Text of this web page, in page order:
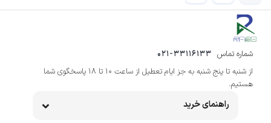
شماره تماس 021-33116133
از شنبه تا پنج شنبه به جز ایام تعطیل از ساعت 10 تا 18 پاسخگوی شما
هستیم.
راهنمای خرید